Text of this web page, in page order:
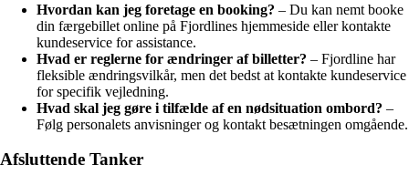
Hvordan kan jeg foretage en booking? – Du kan nemt booke
din færgebillet online på Fjordlines hjemmeside eller kontakte
kundeservice for assistance.
Hvad er reglerne for ændringer af billetter? – Fjordline har
fleksible ændringsvilkår, men det bedst at kontakte kundeservice
for specifik vejledning.
Hvad skal jeg gøre i tilfælde af en nødsituation ombord? –
Følg personalets anvisninger og kontakt besætningen omgående.
Afsluttende Tanker